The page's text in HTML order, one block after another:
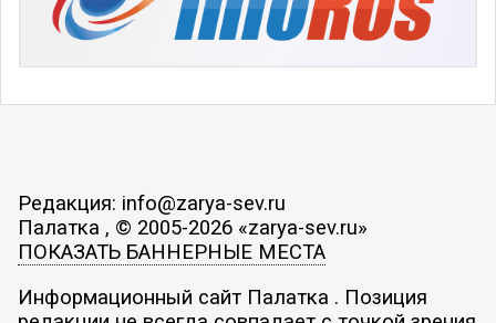
Редакция: info@zarya-sev.ru
Палатка , © 2005-2026 «zarya-sev.ru»
ПОКАЗАТЬ БАННЕРНЫЕ МЕСТА
Информационный сайт Палатка . Позиция